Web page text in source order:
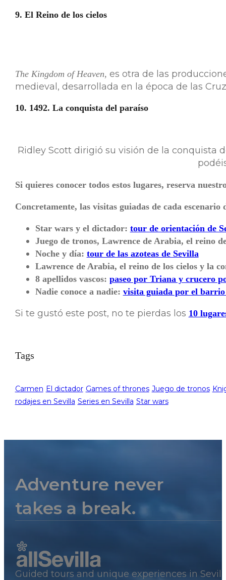
9. El Reino de los cielos
The Kingdom of Heaven, es otra de las
medieval, desarrollada en la época de las
10. 1492. La conquista del paraíso
Ridley Scott dirigió su visión de la conquista
Si quieres conocer todos estos lugares, reserva
Concretamente, las visitas guiadas de cada escenario
Star wars y el dictador: tour de orientación de
Juego de tronos, Lawrence de Arabia, el reino
Noche y día: tour de las azoteas de Sevilla
Lawrence de Arabia, el reino de los cielos y la
8 apellidos vascos: paseo por Triana y crucero
Nadie conoce a nadie: visita guiada por el
Si te gustó este post, no te pierdas los 10
Tags
Carmen El dictador Games of thrones Juego de tronos
rodajes en Sevilla Series en Sevilla Star wars
Adventure never
takes a break.
Guided tours and unique experiences in